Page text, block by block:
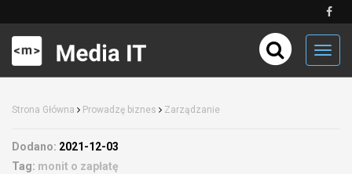
Strona Główna Prowadzę biznes Zarządzanie
Dodano: 2021-12-03
Tag: monit o zapłatę